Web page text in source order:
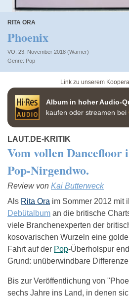
RITA ORA
Phoenix
VÖ: 23. November 2018 (Warner)
Pop
Link zu unserem
Album in hoher Audio-
kaufen oder streamen bei
LAUT.DE-KRITIK
Vom vollen Dancefloor
Pop-Nirgendwo.
Review von Kai Butterweck
Als Rita Ora im Sommer 2012 mit
Debütalbum an die britische
viele Branchenexperten der
kosovarischen Wurzeln eine
Fahrt auf der Pop-Überholspur
Grund: unüberwindbare
Bis zur Veröffentlichung von
sechs Jahre ins Land, in denen